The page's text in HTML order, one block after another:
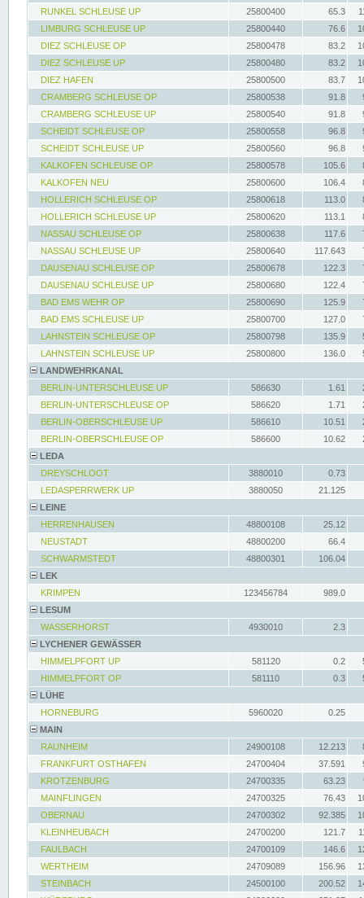
RUNKEL SCHLEUSE UP
25800400 65.3
LIMBURG SCHLEUSE UP
25800440 76.6
DIEZ SCHLEUSE OP
25800478 83.2
DIEZ SCHLEUSE UP
25800480 83.2
DIEZ HAFEN
25800500 83.7
CRAMBERG SCHLEUSE OP
25800538 91.8
CRAMBERG SCHLEUSE UP
25800540 91.8
SCHEIDT SCHLEUSE OP
25800558 96.8
SCHEIDT SCHLEUSE UP
25800560 96.8
KALKOFEN SCHLEUSE OP
25800578 105.6
KALKOFEN NEU
25800600 106.4
HOLLERICH SCHLEUSE OP
25800618 113.0
HOLLERICH SCHLEUSE UP
25800620 113.1
NASSAU SCHLEUSE OP
25800638 117.6
NASSAU SCHLEUSE UP
25800640 117.643
DAUSENAU SCHLEUSE OP
25800678 122.3
DAUSENAU SCHLEUSE UP
25800680 122.4
BAD EMS WEHR OP
25800690 125.9
BAD EMS SCHLEUSE UP
25800700 127.0
LAHNSTEIN SCHLEUSE OP
25800798 135.9
LAHNSTEIN SCHLEUSE UP
25800800 136.0
LANDWEHRKANAL
BERLIN-UNTERSCHLEUSE UP
586630 1.61
BERLIN-UNTERSCHLEUSE OP
586620 1.71
BERLIN-OBERSCHLEUSE UP
586610 10.51
BERLIN-OBERSCHLEUSE OP
586600 10.62
LEDA
DREYSCHLOOT
3880010
0.73
LEDASPERRWERK UP
3880050
21.125
LEINE
HERRENHAUSEN
48800108
25.12
NEUSTADT
48800200
66.4
SCHWARMSTEDT
48800301
106.04
LEK
KRIMPEN
123456784
989.0
LESUM
WASSERHORST
4930010
2.3
LYCHENER GEWÄSSER
HIMMELPFORT UP
581120 0.2
HIMMELPFORT OP
581110 0.3
LÜHE
HORNEBURG
5960020
0.25
MAIN
RAUNHEIM
24900108 12.213
FRANKFURT OSTHAFEN
24700404 37.591
KROTZENBURG
24700335 63.23
MAINFLINGEN
24700325 76.43
OBERNAU
24700302 92.385
KLEINHEUBACH
24700200 121.7
FAULBACH
24700109 146.6
WERTHEIM
24709089 156.96
STEINBACH
24500100 200.52